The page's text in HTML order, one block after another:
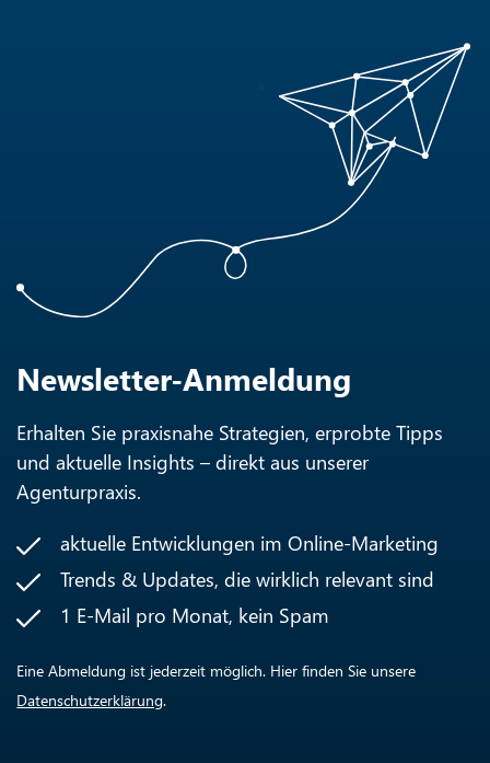
Newsletter-Anmeldung
Erhalten Sie praxisnahe Strategien, erprobte Tipps
und aktuelle Insights – direkt aus unserer
Agenturpraxis.
aktuelle Entwicklungen im Online-Marketing
Trends & Updates, die wirklich relevant sind
1 E-Mail pro Monat, kein Spam
Eine Abmeldung ist jederzeit möglich. Hier finden Sie unsere
Datenschutzerklärung.